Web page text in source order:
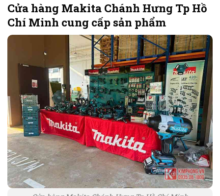
Cửa hàng Makita Chánh Hưng Tp Hồ
Chí Minh cung cấp sản phẩm